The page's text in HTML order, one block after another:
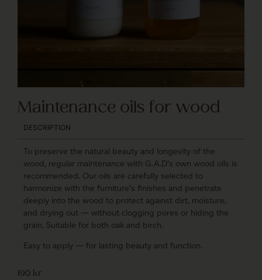
Maintenance oils for wood
DESCRIPTION
To preserve the natural beauty and longevity of the
wood, regular maintenance with G.A.D’s own wood oils is
recommended. Our oils are carefully selected to
harmonize with the furniture’s finishes and penetrate
deeply into the wood to protect against dirt, moisture,
and drying out — without clogging pores or hiding the
grain. Suitable for both oak and birch.
Easy to apply — for lasting beauty and function.
190 kr